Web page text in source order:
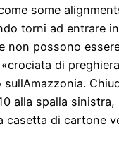
some
torni ad entrare
non possono
di
alla spalla sinistra,
casetta di cartone